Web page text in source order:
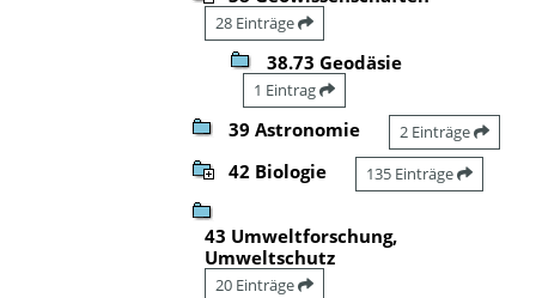
28 Einträge
38.73 Geodäsie
1 Eintrag
39 Astronomie 2 Einträge
42 Biologie 135 Einträge
43 Umweltforschung,
Umweltschutz
20 Einträge